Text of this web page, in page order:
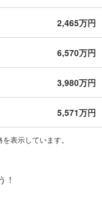
2,465万円
6,570万円
3,980万円
5,571万円
表示しています。
！